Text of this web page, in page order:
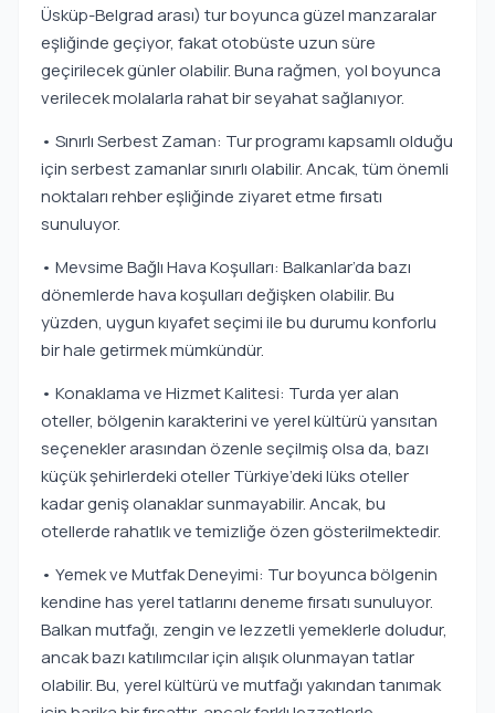
Üsküp-Belgrad arası) tur boyunca güzel manzaralar
eşliğinde geçiyor, fakat otobüste uzun süre
geçirilecek günler olabilir. Buna rağmen, yol boyunca
verilecek molalarla rahat bir seyahat sağlanıyor.
• Sınırlı Serbest Zaman: Tur programı kapsamlı olduğu
için serbest zamanlar sınırlı olabilir. Ancak, tüm önemli
noktaları rehber eşliğinde ziyaret etme fırsatı
sunuluyor.
• Mevsime Bağlı Hava Koşulları: Balkanlar’da bazı
dönemlerde hava koşulları değişken olabilir. Bu
yüzden, uygun kıyafet seçimi ile bu durumu konforlu
bir hale getirmek mümkündür.
• Konaklama ve Hizmet Kalitesi: Turda yer alan
oteller, bölgenin karakterini ve yerel kültürü yansıtan
seçenekler arasından özenle seçilmiş olsa da, bazı
küçük şehirlerdeki oteller Türkiye’deki lüks oteller
kadar geniş olanaklar sunmayabilir. Ancak, bu
otellerde rahatlık ve temizliğe özen gösterilmektedir.
• Yemek ve Mutfak Deneyimi: Tur boyunca bölgenin
kendine has yerel tatlarını deneme fırsatı sunuluyor.
Balkan mutfağı, zengin ve lezzetli yemeklerle doludur,
ancak bazı katılımcılar için alışık olunmayan tatlar
olabilir. Bu, yerel kültürü ve mutfağı yakından tanımak